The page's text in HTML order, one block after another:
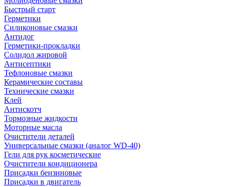
Быстрый старт
Герметики
Силиконовые смазки
Антидог
Герметики-прокладки
Солидол жировой
Антисептики
Тефлоновые смазки
Керамические составы
Технические смазки
Клей
Антискотч
Тормозные жидкости
Моторные масла
Очистители деталей
Универсальные смазки (аналог WD-40)
Гели для рук косметические
Очистители кондиционера
Присадки бензиновые
Присадки в двигатель